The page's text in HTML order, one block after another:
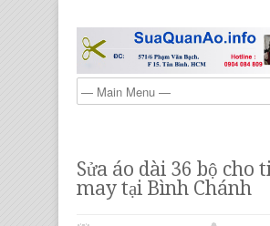
Sửa áo dài 36 bộ cho
may tại Bình Chánh